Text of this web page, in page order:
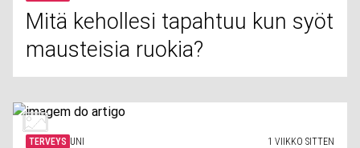
Mitä kehollesi tapahtuu kun syöt
mausteisia ruokia?
TERVEYS UNI 1 VIIKKO SITTEN